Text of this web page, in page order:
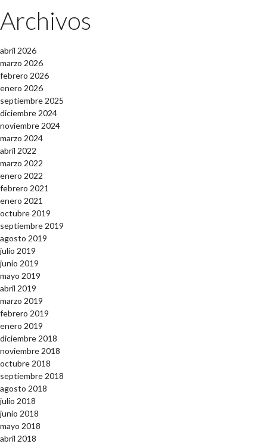
Archivos
abril 2026
marzo 2026
febrero 2026
enero 2026
septiembre 2025
diciembre 2024
noviembre 2024
marzo 2024
abril 2022
marzo 2022
enero 2022
febrero 2021
enero 2021
octubre 2019
septiembre 2019
agosto 2019
julio 2019
junio 2019
mayo 2019
abril 2019
marzo 2019
febrero 2019
enero 2019
diciembre 2018
noviembre 2018
octubre 2018
septiembre 2018
agosto 2018
julio 2018
junio 2018
mayo 2018
abril 2018